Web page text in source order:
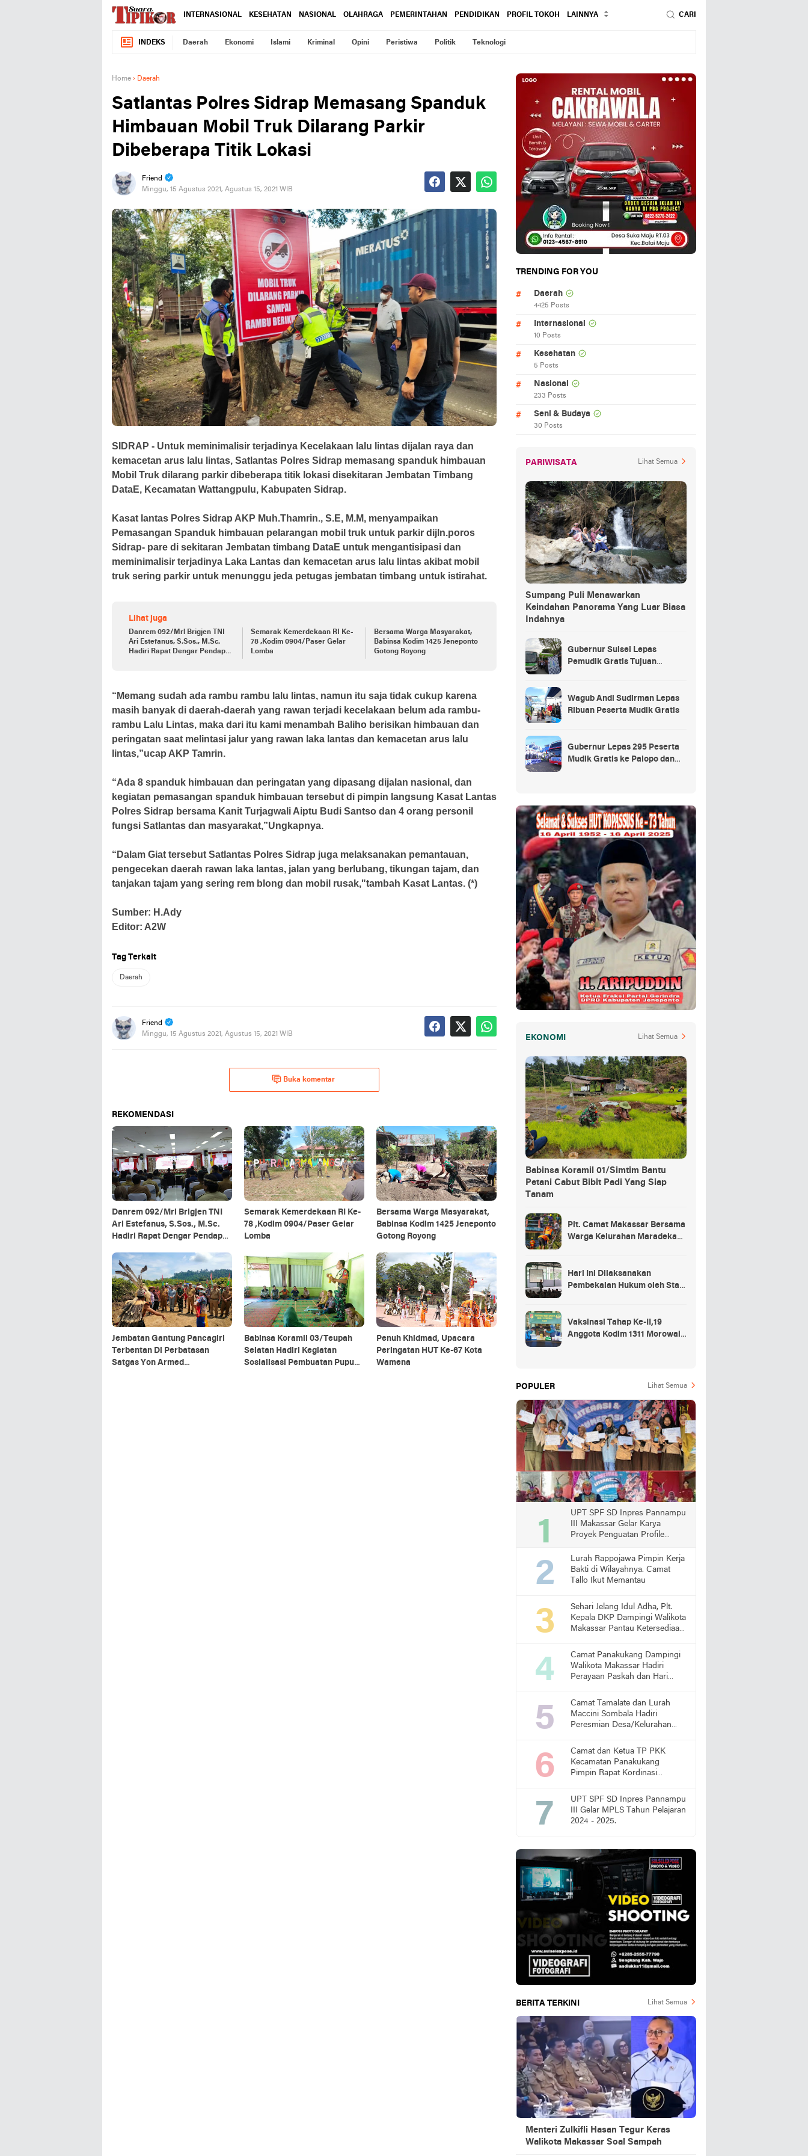
INTERNASIONAL KESEHATAN NASIONAL OLAHRAGA PEMERINTAHAN PENDIDIKAN PROFIL TOKOH LAINNYA CARI
INDEKS Daerah Ekonomi Islami Kriminal Opini Peristiwa Politik Teknologi
Home › Daerah
Satlantas Polres Sidrap Memasang Spanduk
Himbauan Mobil Truk Dilarang Parkir
Dibeberapa Titik Lokasi
Friend
Minggu, 15 Agustus 2021, Agustus 15, 2021 WIB
SIDRAP - Untuk meminimalisir terjadinya Kecelakaan lalu lintas dijalan raya dan
kemacetan arus lalu lintas, Satlantas Polres Sidrap memasang spanduk himbauan
Mobil Truk dilarang parkir dibeberapa titik lokasi disekitaran Jembatan Timbang
DataE, Kecamatan Wattangpulu, Kabupaten Sidrap.
Kasat lantas Polres Sidrap AKP Muh.Thamrin., S.E, M.M, menyampaikan
Pemasangan Spanduk himbauan pelarangan mobil truk untuk parkir dijln.poros
Sidrap- pare di sekitaran Jembatan timbang DataE untuk mengantisipasi dan
meminimalisir terjadinya Laka Lantas dan kemacetan arus lalu lintas akibat mobil
truk sering parkir untuk menunggu jeda petugas jembatan timbang untuk istirahat.
Lihat juga
Danrem 092/Mrl Brigjen TNI
Ari Estefanus, S.Sos., M.Sc.
Hadiri Rapat Dengar Pendapat
Semarak Kemerdekaan RI Ke-
78 ,Kodim 0904/Paser Gelar
Lomba
Bersama Warga Masyarakat,
Babinsa Kodim 1425 Jeneponto
Gotong Royong
“Memang sudah ada rambu rambu lalu lintas, namun itu saja tidak cukup karena
masih banyak di daerah-daerah yang rawan terjadi kecelakaan belum ada rambu-
rambu Lalu Lintas, maka dari itu kami menambah Baliho berisikan himbauan dan
peringatan saat melintasi jalur yang rawan laka lantas dan kemacetan arus lalu
lintas,”ucap AKP Tamrin.
“Ada 8 spanduk himbauan dan peringatan yang dipasang dijalan nasional, dan
kegiatan pemasangan spanduk himbauan tersebut di pimpin langsung Kasat Lantas
Polres Sidrap bersama Kanit Turjagwali Aiptu Budi Santso dan 4 orang personil
fungsi Satlantas dan masyarakat,”Ungkapnya.
“Dalam Giat tersebut Satlantas Polres Sidrap juga melaksanakan pemantauan,
pengecekan daerah rawan laka lantas, jalan yang berlubang, tikungan tajam, dan
tanjakan tajam yang sering rem blong dan mobil rusak,"tambah Kasat Lantas. (*)
Sumber: H.Ady
Editor: A2W
Tag Terkait
Daerah
Friend
Minggu, 15 Agustus 2021, Agustus 15, 2021 WIB
Buka komentar
REKOMENDASI
Danrem 092/Mrl Brigjen TNI
Ari Estefanus, S.Sos., M.Sc.
Hadiri Rapat Dengar Pendapat
Kalimantan Utara
Semarak Kemerdekaan RI Ke-
78 ,Kodim 0904/Paser Gelar
Lomba
Bersama Warga Masyarakat,
Babinsa Kodim 1425 Jeneponto
Gotong Royong
Jembatan Gantung Pancagiri
Terbentan Di Perbatasan
Satgas Yon Armed
Babinsa Koramil 03/Teupah
Selatan Hadiri Kegiatan
Sosialisasi Pembuatan Pupuk
Penuh Khidmad, Upacara
Peringatan HUT Ke-67 Kota
Wamena
TRENDING FOR YOU
Daerah
4425 Posts
Internasional
10 Posts
Kesehatan
5 Posts
Nasional
233 Posts
Seni & Budaya
30 Posts
PARIWISATA Lihat Semua
Sumpang Puli Menawarkan
Keindahan Panorama Yang Luar Biasa
Indahnya
Gubernur Sulsel Lepas
Pemudik Gratis Tujuan
Wagub Andi Sudirman Lepas
Ribuan Peserta Mudik Gratis
Gubernur Lepas 295 Peserta
Mudik Gratis ke Palopo dan
EKONOMI Lihat Semua
Babinsa Koramil 01/Simtim Bantu
Petani Cabut Bibit Padi Yang Siap
Tanam
Plt. Camat Makassar Bersama
Warga Kelurahan Maradekaya
Hari Ini Dilaksanakan
Pembekalan Hukum oleh Staf
Kostrad
Vaksinasi Tahap Ke-II,19
Anggota Kodim 1311 Morowali
POPULER Lihat Semua
UPT SPF SD Inpres Pannampu
III Makassar Gelar Karya
Proyek Penguatan Profile
Lurah Rappojawa Pimpin Kerja
Bakti di Wilayahnya. Camat
Tallo Ikut Memantau
Sehari Jelang Idul Adha, Plt.
Kepala DKP Dampingi Walikota
Makassar Pantau Ketersediaan
Camat Panakukang Dampingi
Walikota Makassar Hadiri
Perayaan Paskah dan Hari
Camat Tamalate dan Lurah
Maccini Sombala Hadiri
Peresmian Desa/Kelurahan
Camat dan Ketua TP PKK
Kecamatan Panakukang
Pimpin Rapat Kordinasi
Stunting
UPT SPF SD Inpres Pannampu
III Gelar MPLS Tahun Pelajaran
2024 - 2025.
BERITA TERKINI Lihat Semua
Menteri Zulkifli Hasan Tegur Keras
Walikota Makassar Soal Sampah